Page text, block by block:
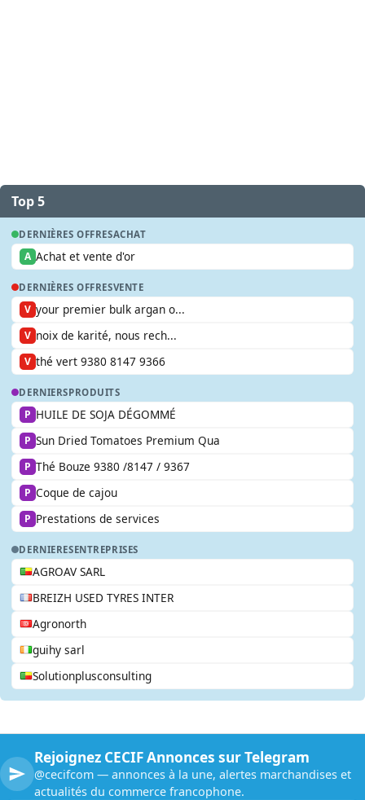
Top 5
DERNIÈRES OFFRESACHAT
A Achat et vente d'or
DERNIÈRES OFFRESVENTE
V your premier bulk argan o...
V noix de karité, nous rech...
V thé vert 9380 8147 9366
DERNIERSPRODUITS
P HUILE DE SOJA DÉGOMMÉ
P Sun Dried Tomatoes Premium Qua
P Thé Bouze 9380 /8147 / 9367
P Coque de cajou
P Prestations de services
DERNIERESENTREPRISES
AGROAV SARL
BREIZH USED TYRES INTER
Agronorth
guihy sarl
Solutionplusconsulting
Rejoignez CECIF Annonces sur Telegram
@cecifcom — annonces à la une, alertes marchandises et
actualités du commerce francophone.